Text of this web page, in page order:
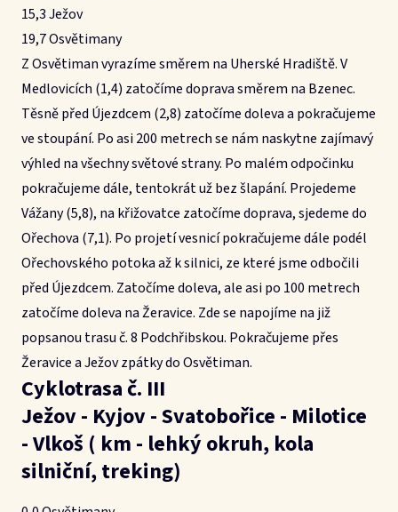
15,3 Ježov
19,7 Osvětimany
Z Osvětiman vyrazíme směrem na Uherské Hradiště. V
Medlovicích (1,4) zatočíme doprava směrem na Bzenec.
Těsně před Újezdcem (2,8) zatočíme doleva a pokračujeme
ve stoupání. Po asi 200 metrech se nám naskytne zajímavý
výhled na všechny světové strany. Po malém odpočinku
pokračujeme dále, tentokrát už bez šlapání. Projedeme
Vážany (5,8), na křižovatce zatočíme doprava, sjedeme do
Ořechova (7,1). Po projetí vesnicí pokračujeme dále podél
Ořechovského potoka až k silnici, ze které jsme odbočili
před Újezdcem. Zatočíme doleva, ale asi po 100 metrech
zatočíme doleva na Žeravice. Zde se napojíme na již
popsanou trasu č. 8 Podchřibskou. Pokračujeme přes
Žeravice a Ježov zpátky do Osvětiman.
Cyklotrasa č. III
Ježov - Kyjov - Svatobořice - Milotice
- Vlkoš ( km - lehký okruh, kola
silniční, treking)